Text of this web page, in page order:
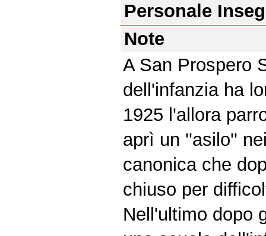
Personale
Note
A San Prospero
dell'infanzia ha
1925 l'allora
aprì un ''asilo''
canonica che
chiuso per
Nell'ultimo dopo